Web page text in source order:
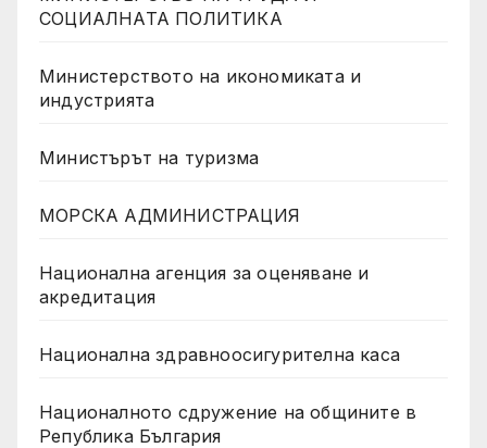
СОЦИАЛНАТА ПОЛИТИКА
Министерството на икономиката и
индустрията
Министърът на туризма
МОРСКА АДМИНИСТРАЦИЯ
Национална агенция за оценяване и
акредитация
Национална здравноосигурителна каса
Националното сдружение на общините в
Република България